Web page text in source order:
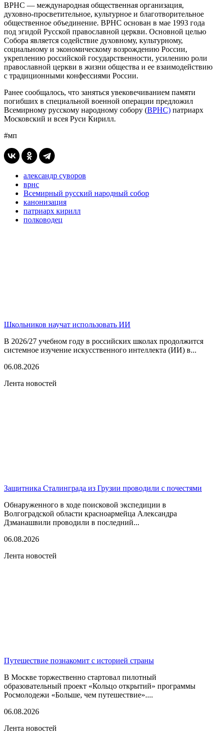
ВРНС — международная общественная организация,
духовно-просветительное, культурное и благотворительное
общественное объединение. ВРНС основан в мае 1993 года
под эгидой Русской православной церкви. Основной целью
Собора является содействие духовному, культурному,
социальному и экономическому возрождению России,
укреплению российской государственности, усилению роли
православной церкви в жизни общества и ее взаимодействию
с традиционными конфессиями России.
Ранее сообщалось, что заняться увековечиванием памяти
погибших в специальной военной операции предложил
Всемирному русскому народному собору (ВРНС) патриарх
Московский и всея Руси Кирилл.
#мп
александр суворов
врнс
Всемирный русский народный собор
канонизация
патриарх кирилл
полководец
Школьников научат использовать ИИ
В 2026/27 учебном году в российских школах продолжится
системное изучение искусственного интеллекта (ИИ) в...
06.08.2026
Лента новостей
Защитника Сталинграда из Грузии проводили с почестями
Обнаруженного в ходе поисковой экспедиции в
Волгоградской области красноармейца Александра
Дзманашвили проводили в последний...
06.08.2026
Лента новостей
Путешествие познакомит с историей страны
В Москве торжественно стартовал пилотный
образовательный проект «Кольцо открытий» программы
Росмолодежи «Больше, чем путешествие»....
06.08.2026
Лента новостей